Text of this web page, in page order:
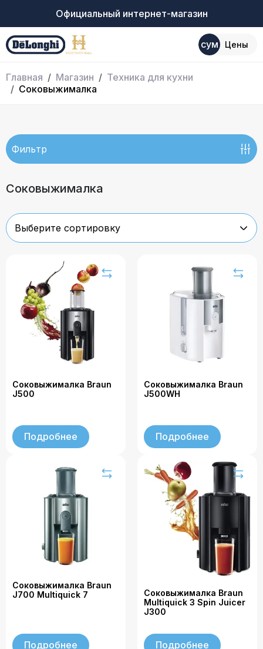
Официальный интернет-магазин
сум Цены
Главная Магазин
Техника для кухни
Соковыжималка
Фильтр
Соковыжималка
Выберите сортировку
Соковыжималка Braun
J500
Подробнее
Соковыжималка Braun
J500WH
Подробнее
Соковыжималка Braun
J700 Multiquick 7
Подробнее
Соковыжималка Braun
Multiquick 3 Spin Juicer
J300
Подробнее